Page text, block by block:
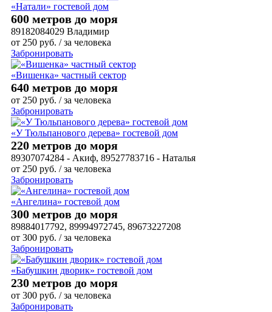
«Натали» гостевой дом
600 метров до моря
89182084029 Владимир
от 250 руб. / за человека
Забронировать
«Вишенка» частный сектор
640 метров до моря
от 250 руб. / за человека
Забронировать
«У Тюльпанового дерева» гостевой дом
220 метров до моря
89307074284 - Акиф, 89527783716 - Наталья
от 250 руб. / за человека
Забронировать
«Ангелина» гостевой дом
300 метров до моря
89884017792, 89994972745, 89673227208
от 300 руб. / за человека
Забронировать
«Бабушкин дворик» гостевой дом
230 метров до моря
от 300 руб. / за человека
Забронировать